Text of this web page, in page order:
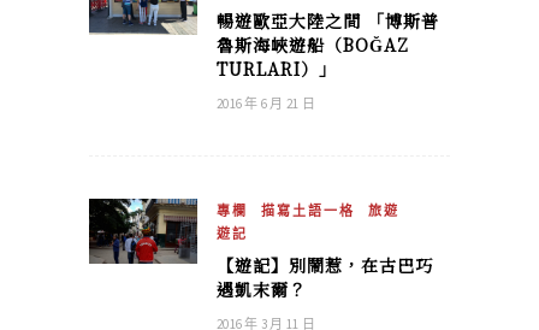
暢遊歐亞大陸之間 「博斯普
魯斯海峽遊船（BOĞAZ
TURLARI）」
2016 年 6 月 21 日
專欄 描寫土語一格
旅遊
遊記
【遊記】別鬧惹，在古巴巧
遇凱末爾？
2016 年 3 月 11 日